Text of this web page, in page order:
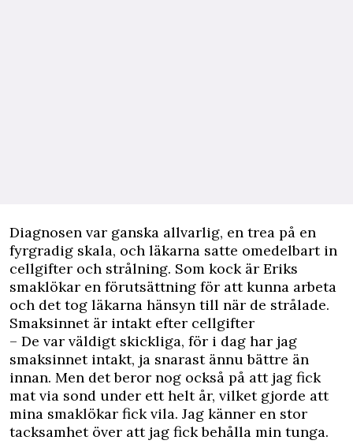
Diagnosen var ganska allvarlig, en trea på en
fyrgradig skala, och läkarna satte omedelbart in
cellgifter och strålning. Som kock är Eriks
smaklökar en förutsättning för att kunna arbeta
och det tog läkarna hänsyn till när de strålade.
Smaksinnet är intakt efter cellgifter
– De var väldigt skickliga, för i dag har jag
smaksinnet intakt, ja snarast ännu bättre än
innan. Men det beror nog också på att jag fick
mat via sond under ett helt år, vilket gjorde att
mina smaklökar fick vila. Jag känner en stor
tacksamhet över att jag fick behålla min tunga.